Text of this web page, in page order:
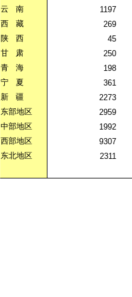
云
南 1197
西
藏 269
陕
西 45
甘
肃 250
青
海 198
宁
夏 361
新
疆 2273
东部地区
2959
中部地区
1992
西部地区
9307
东北地区
2311